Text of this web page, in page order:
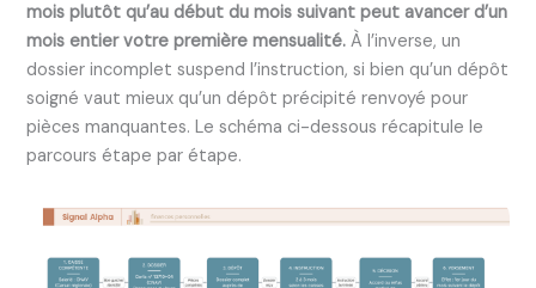
mois plutôt qu’au début du mois suivant peut avancer d’un
mois entier votre première mensualité. À l’inverse, un
dossier incomplet suspend l’instruction, si bien qu’un dépôt
soigné vaut mieux qu’un dépôt précipité renvoyé pour
pièces manquantes. Le schéma ci-dessous récapitule le
parcours étape par étape.